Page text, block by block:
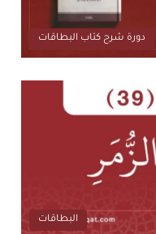
دورة شرح كتاب البطاقات
البطاقات